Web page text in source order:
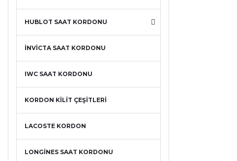
HUBLOT SAAT KORDONU
İNVİCTA SAAT KORDONU
IWC SAAT KORDONU
KORDON KİLİT ÇEŞİTLERİ
LACOSTE KORDON
LONGİNES SAAT KORDONU